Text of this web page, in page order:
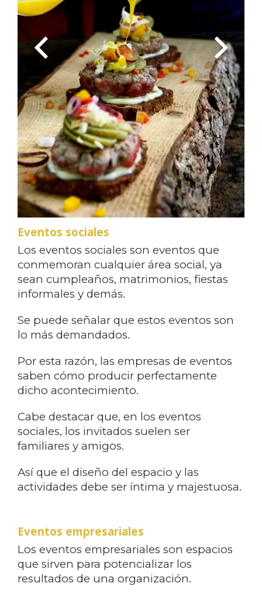
Eventos sociales
Los eventos sociales son eventos que
conmemoran cualquier área social, ya
sean cumpleaños, matrimonios, fiestas
informales y demás.
Se puede señalar que estos eventos son
lo más demandados.
Por esta razón, las empresas de eventos
saben cómo producir perfectamente
dicho acontecimiento.
Cabe destacar que, en los eventos
sociales, los invitados suelen ser
familiares y amigos.
Así que el diseño del espacio y las
actividades debe ser íntima y majestuosa.
Eventos empresariales
Los eventos empresariales son espacios
que sirven para potencializar los
resultados de una organización.